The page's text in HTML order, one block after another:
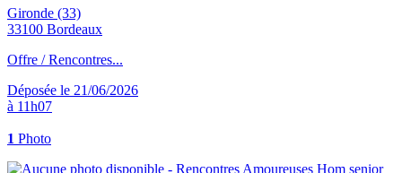
Gironde (33)
33100 Bordeaux
Offre / Rencontres...
Déposée le 21/06/2026
à 11h07
1 Photo